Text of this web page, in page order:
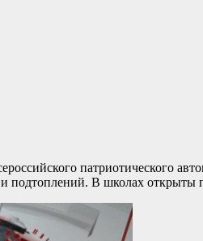
патриотического
подтоплений. В школах открыты